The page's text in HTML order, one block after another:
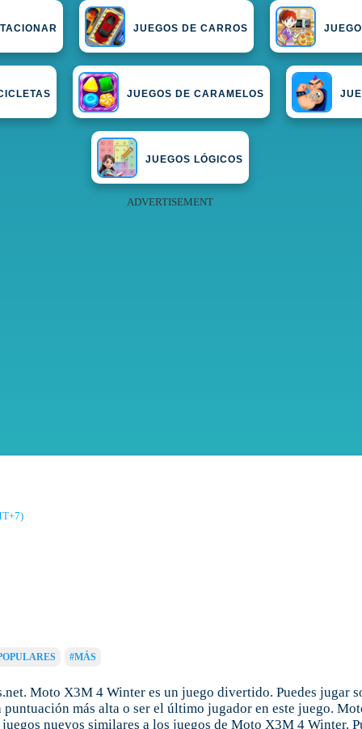
JUEGOS DE CARROS
JUEGOS DE CARAMELOS
JUEGOS LÓGICOS
ADVERTISEMENT
#MÁS
Moto X3M 4 Winter es un juego divertido. Puedes jugar
más alta o ser el último jugador en este juego.
nuevos similares a los juegos de Moto X3M 4 Winter.